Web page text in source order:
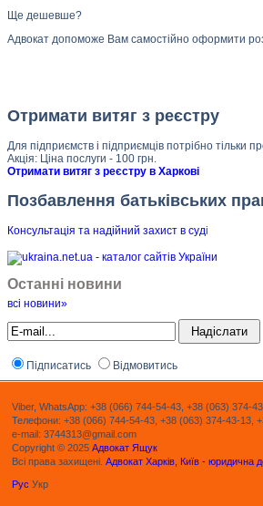
Ще дешевше?
Адвокат допоможе Вам самостійно оформити
Отримати витяг з реєстру
Для підприємств і підприємців потрібно тільки
Акція: Ціна послуги - 100 грн.
Отримати витяг з реєстру в Харкові
Позбавлення батьківських
Консультація та надійний захист в суді
Останні новини
всі новини»
Підписатись Відмовитись
Viber, WhatsApp: +38 (066) 744-54-43, +38 (063) 374-
Телефони: +38 (066) 744-54-43, +38 (063) 374-43-13,
e-mail: 3744313@gmail.com
Copyright © 2025 Адвокат Ящук
Всі права захищені. Адвокат Харків, Київ - юридична
Рус Укр